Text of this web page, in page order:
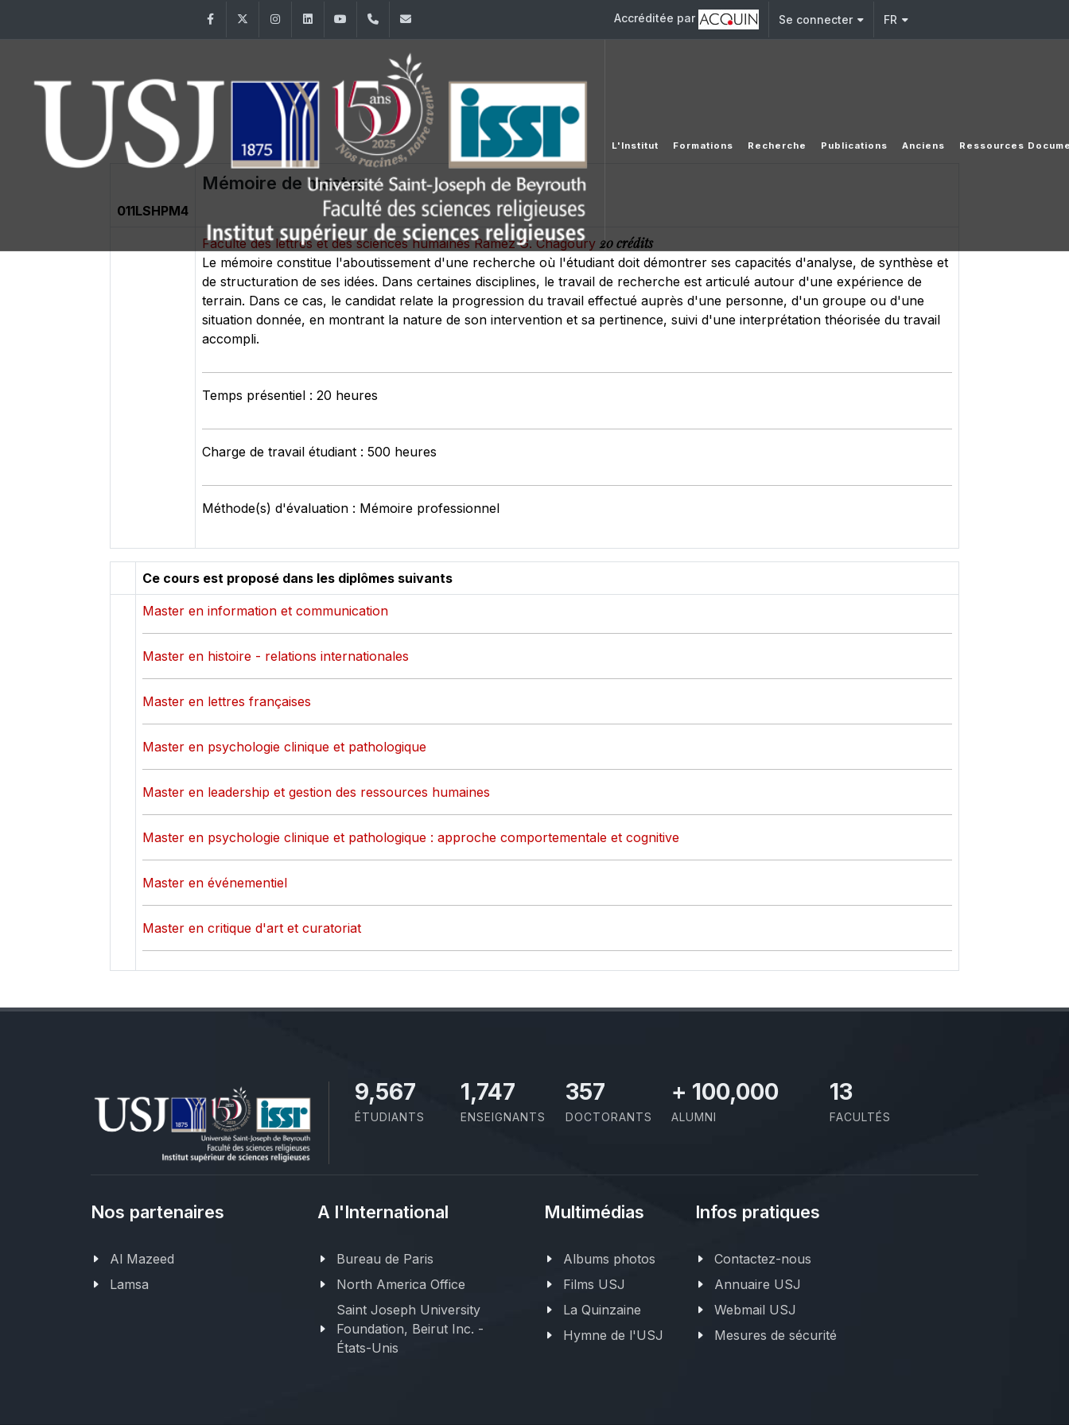
FacebookTwitter InstagramLinkedInYouTube+961 (1) 421 581 Accréditée par Se connecter FR
L'Institut Formations Recherche Publications Anciens Ressources
011LSHPM4
Mémoire de master
Faculté des lettres et des sciences humaines Ramez G. Chagoury 20 crédits
Le mémoire constitue l'aboutissement d'une recherche où l'étudiant doit démontrer ses capacités d'analyse, de synthèse et
de structuration de ses idées. Dans certaines disciplines, le travail de recherche est articulé autour d'une expérience de
terrain. Dans ce cas, le candidat relate la progression du travail effectué auprès d'une personne, d'un groupe ou d'une
situation donnée, en montrant la nature de son intervention et sa pertinence, suivi d'une interprétation théorisée du travail
accompli.
Temps présentiel : 20 heures
Charge de travail étudiant : 500 heures
Méthode(s) d'évaluation : Mémoire professionnel
Ce cours est proposé dans les diplômes suivants
Master en information et communication
Master en histoire - relations internationales
Master en lettres françaises
Master en psychologie clinique et pathologique
Master en leadership et gestion des ressources humaines
Master en psychologie clinique et pathologique : approche comportementale et cognitive
Master en événementiel
Master en critique d'art et curatoriat
11,110
ÉTUDIANTS
2,029
ENSEIGNANTS
414
DOCTORANTS
+ 100,000
ALUMNI
13
FACULTÉS
Nos partenaires
Al Mazeed
Lamsa
A l'International
Bureau de Paris
North America Office
Saint Joseph University
Foundation, Beirut Inc. -
États-Unis
Multimédias
Albums photos
Films USJ
La Quinzaine
Hymne de l'USJ
Infos pratiques
Contactez-nous
Annuaire USJ
Webmail USJ
Mesures de sécurité